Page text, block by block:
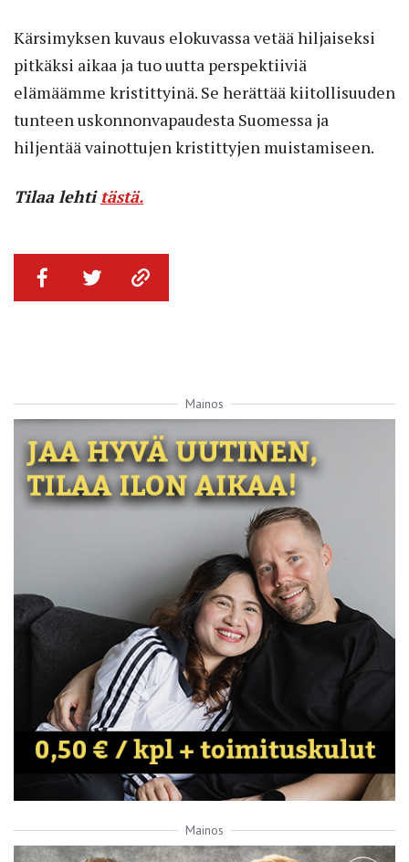
Kärsimyksen kuvaus elokuvassa vetää hiljaiseksi
pitkäksi aikaa ja tuo uutta perspektiiviä
elämäämme kristittyinä. Se herättää kiitollisuuden
tunteen uskonnonvapaudesta Suomessa ja
hiljentää vainottujen kristittyjen muistamiseen.
Tilaa lehti tästä.
Mainos
Mainos